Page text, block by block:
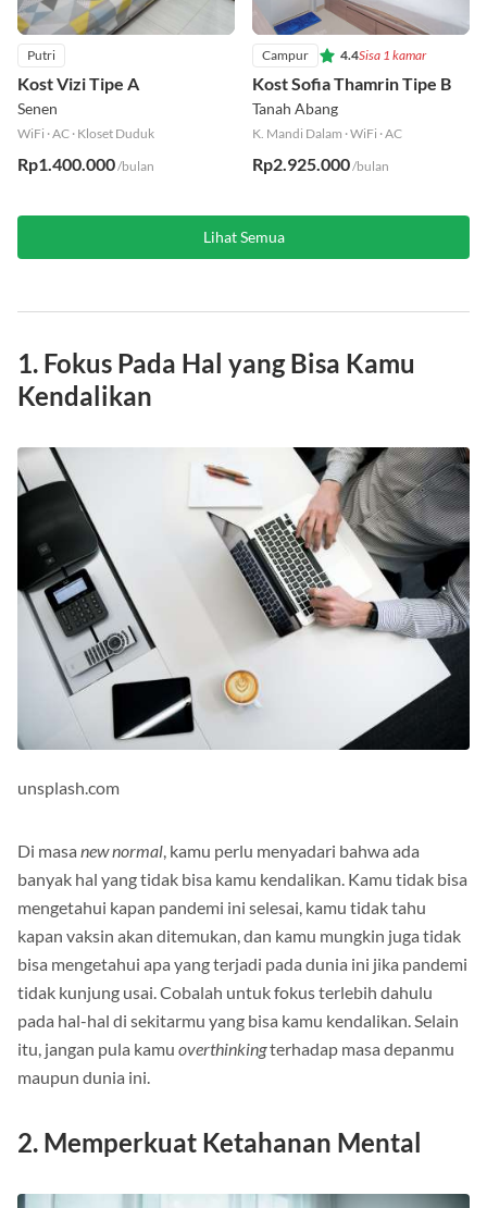
Putri
Kost Vizi Tipe A
Senen
WiFi ·AC · Kloset Duduk
Rp1.400.000/bulan
Campur 4.4Sisa 1 kamar
Kost Sofia Thamrin Tipe B
Tanah Abang
K. Mandi Dalam ·WiFi ·AC
Rp2.925.000/bulan
Lihat Semua
1. Fokus Pada Hal yang Bisa Kamu
Kendalikan
unsplash.com
Di masa new normal, kamu perlu menyadari bahwa ada
banyak hal yang tidak bisa kamu kendalikan. Kamu tidak bisa
mengetahui kapan pandemi ini selesai, kamu tidak tahu
kapan vaksin akan ditemukan, dan kamu mungkin juga tidak
bisa mengetahui apa yang terjadi pada dunia ini jika pandemi
tidak kunjung usai. Cobalah untuk fokus terlebih dahulu
pada hal-hal di sekitarmu yang bisa kamu kendalikan. Selain
itu, jangan pula kamu overthinkingterhadap masa depanmu
maupun dunia ini.
2. Memperkuat Ketahanan Mental